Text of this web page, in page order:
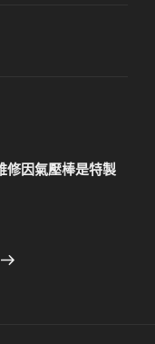
修因氣壓棒是特製